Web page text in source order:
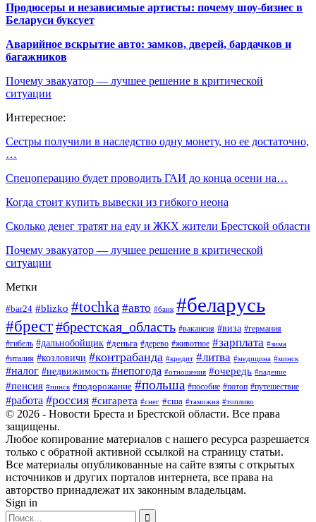
Продюсеры и независимые артисты: почему шоу-бизнес в
Беларуси буксует
Аварийное вскрытие авто: замков, дверей, бардачков и
багажников
Почему эвакуатор — лучшее решение в критической
ситуации
Интересное:
Сестры получили в наследство одну монету, но ее достаточно,
…
Спецоперацию будет проводить ГАИ до конца осени на…
Когда стоит купить вывески из гибкого неона
Сколько денег тратят на еду и ЖКХ жители Брестской области
Почему эвакуатор — лучшее решение в критической
ситуации
Метки
#bar24 #blizko #tochka #авто #банк #беларусь
#брест#брестская_область #вакансия #виза #германия
#гибель #дальнобойщик #деньга #дерево #животное #зарплата #зима
#италия #козловичи #контрабанда #кредит #литва #медицина #минск
#налог #недвижимость #непогода #отношения #очередь #падение
#пенсия #пинск #подорожание #польша #пособие #потоп #путешествие
#работа #россия #сигарета #снег #сша #таможня #топливо
© 2026 - Новости Бреста и Брестской области. Все права
защищены.
Любое копирование материалов с нашего ресурса разрешается
только с обратной активной ссылкой на страницу статьи.
Все материалы опубликованные на сайте взяты с открытых
источников и других порталов интернета, все права на
авторство принадлежат их законным владельцам.
Sign in